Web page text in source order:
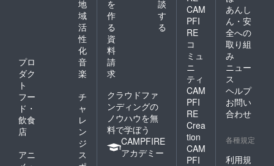
地
域
活
性
化
プロ
ダク
ト
音
楽
フー
ド・
飲食
店
チ
ャ
レ
ン
ジ
アニ
ス
を
作
る
談
す
る
資
料
請
求
クラウドファ
ンディングの
ノウハウを無
料で学ぼう
CAMPFIRE
アカデミー
CAM
PFI
RE
コ
ミュ
ニ
ティ
CAM
PFI
RE
Crea
tion
CAM
PFI
あんし
ん・安
全への
取り組
み
ニュー
ス
ヘルプ
お問い
合わせ
各種規定
利用規